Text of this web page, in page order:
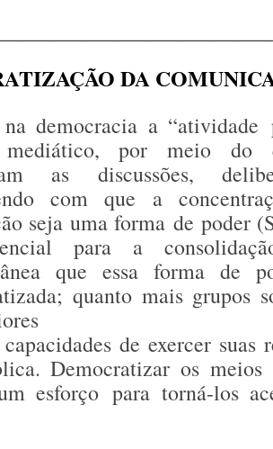
DA
democracia a
mediático, por meio do
as discussões,
com que a
seja uma forma de poder
para a
que essa forma de
quanto mais grupos
capacidades de exercer suas
Democratizar os meios
esforço para torná-los